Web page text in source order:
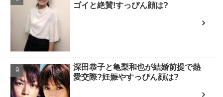
ゴイと絶賛!すっぴん顔は?
深田恭子と亀梨和也が結婚前提で熱
愛交際?妊娠やすっぴん顔は?